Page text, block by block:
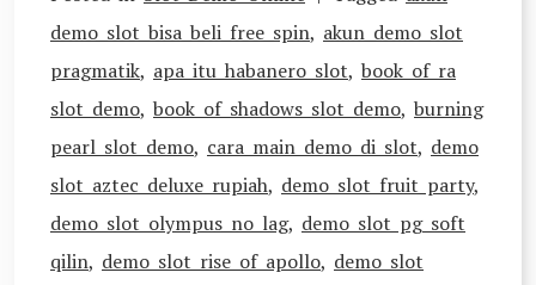
demo slot bisa beli free spin, akun demo slot
pragmatik, apa itu habanero slot, book of ra
slot demo, book of shadows slot demo, burning
pearl slot demo, cara main demo di slot, demo
slot aztec deluxe rupiah, demo slot fruit party,
demo slot olympus no lag, demo slot pg soft
qilin, demo slot rise of apollo, demo slot